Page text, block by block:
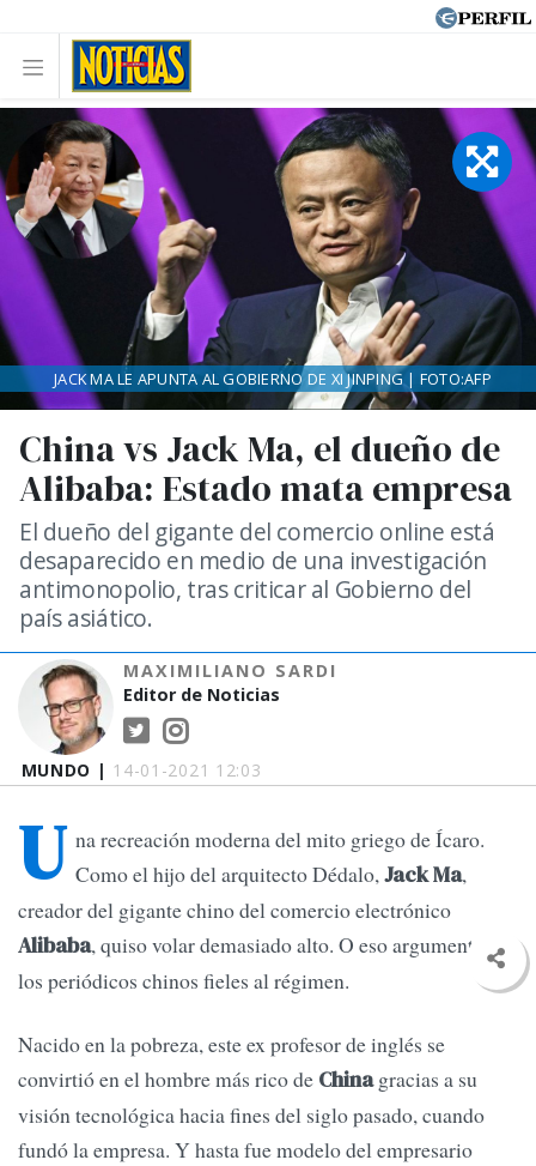
MUNDO | 14-01-2021 12:03
China vs Jack Ma, el dueño de
Alibaba: Estado mata empresa
El dueño del gigante del comercio online está
desaparecido en medio de una investigación
antimonopolio, tras criticar al Gobierno del
país asiático.
MAXIMILIANO SARDI
Editor de Noticias
JACK MA LE APUNTA AL GOBIERNO DE XI JINPING | FOTO:AFP
U na recreación moderna del mito griego de Ícaro.
Como el hijo del arquitecto Dédalo,Jack Ma,
creador del gigante chino del comercio electrónico
Alibaba, quiso volar demasiado alto. O eso argumentan
los periódicos chinos fieles al régimen.
Nacido en la pobreza, este ex profesor de inglés se
convirtió en el hombre más rico de Chinagracias a su
visión tecnológica hacia fines del siglo pasado, cuando
fundó la empresa. Y hasta fue modelo del empresario